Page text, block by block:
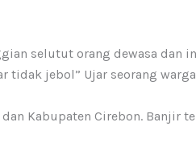
selutut orang dewasa dan
tidak jebol” Ujar seorang
Kabupaten Cirebon. Banjir